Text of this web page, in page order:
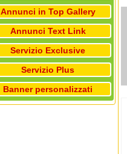
Annunci in Top Gallery
Annunci Text Link
Servizio Exclusive
Servizio Plus
Banner personalizzati